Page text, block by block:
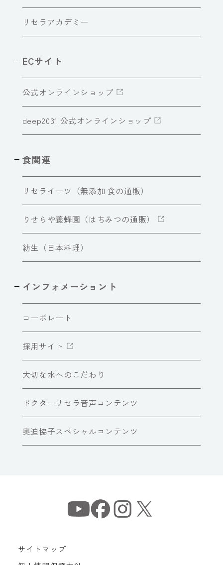
リセラアカデミー
ECサイト
公式オンラインショップ
deep2031 公式オンラインショップ
食関連
リセライーツ（無添加 食の通販）
りせらや養蜂園（はちみつの通販）
紡生（日本料理）
インフォメーショント
コーポレート
採用サイト
大切な水へのこだわり
ドクターリセラ音声コンテンツ
奥迫協子スペシャルコンテンツ
サイトマップ